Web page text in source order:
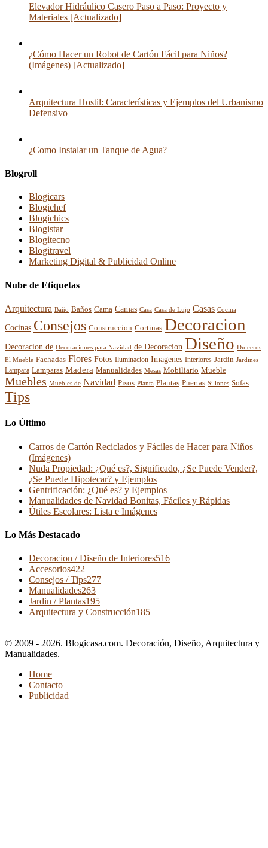
Elevador Hidráulico Casero Paso a Paso: Proyecto y
Materiales [Actualizado]
¿Cómo Hacer un Robot de Cartón Fácil para Niños?
(Imágenes) [Actualizado]
Arquitectura Hostil: Características y Ejemplos del Urbanismo
Defensivo
¿Como Instalar un Tanque de Agua?
Blogroll
Blogicars
Blogichef
Blogichics
Blogistar
Blogitecno
Blogitravel
Marketing Digital & Publicidad Online
Nube de Etiquetas
Arquitectura Baño Baños Cama Camas Casa Casa de Lujo Casas Cocina
Cocinas Consejos Construccion Cortinas Decoracion
Decoracion de Decoraciones para Navidad de Decoracion Diseño Dulceros
El Mueble Fachadas Flores Fotos Iluminacion Imagenes Interiores Jardin Jardines
Lampara Lamparas Madera Manualidades Mesas Mobiliario Mueble
Muebles Muebles de Navidad Pisos Planta Plantas Puertas Sillones Sofas
Tips
Lo Último
Carros de Cartón Reciclados y Fáciles de Hacer para Niños
(Imágenes)
Nuda Propiedad: ¿Qué es?, Significado, ¿Se Puede Vender?,
¿Se Puede Hipotecar? y Ejemplos
Gentrificación: ¿Qué es? y Ejemplos
Manualidades de Navidad Bonitas, Fáciles y Rápidas
Útiles Escolares: Lista e Imágenes
Lo Más Destacado
Decoracion / Diseño de Interiores516
Accesorios422
Consejos / Tips277
Manualidades263
Jardin / Plantas195
Arquitectura y Construcción185
© 2009 - 2026. Blogicasa.com. Decoración, Diseño, Arquitectura y
Manualidades.
Home
Contacto
Publicidad